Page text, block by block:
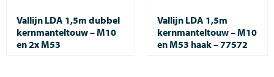
Vallijn LDA 1,5m dubbel
kernmanteltouw – M10
en 2x M53
Vallijn LDA 1,5m
kernmanteltouw – M10
en M53 haak – 77572